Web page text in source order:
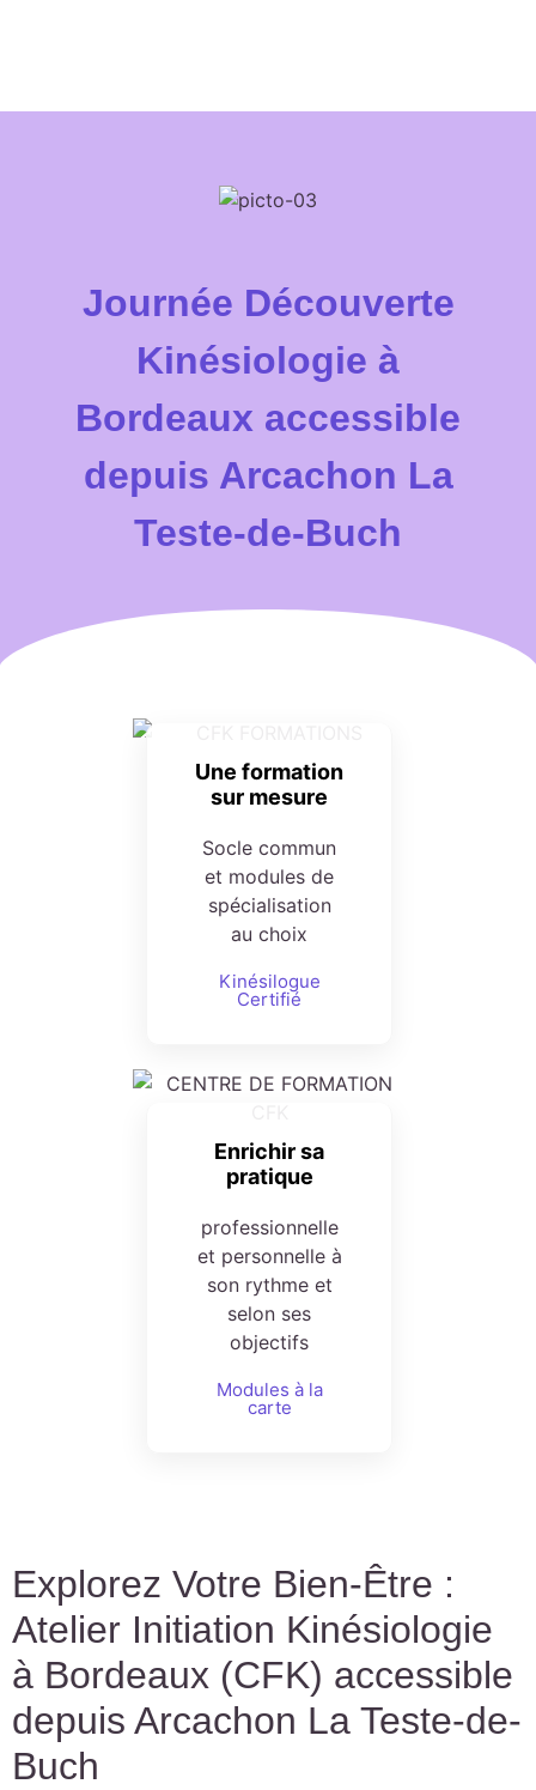
Journée Découverte
Kinésiologie à
Bordeaux accessible
depuis Arcachon La
Teste-de-Buch
Une formation
sur mesure
Socle commun
et modules de
spécialisation
au choix
Kinésilogue
Certifié
Enrichir sa
pratique
professionnelle
et personnelle à
son rythme et
selon ses
objectifs
Modules à la
carte
Explorez Votre Bien-Être :
Atelier Initiation Kinésiologie
à Bordeaux (CFK) accessible
depuis Arcachon La Teste-de-
Buch